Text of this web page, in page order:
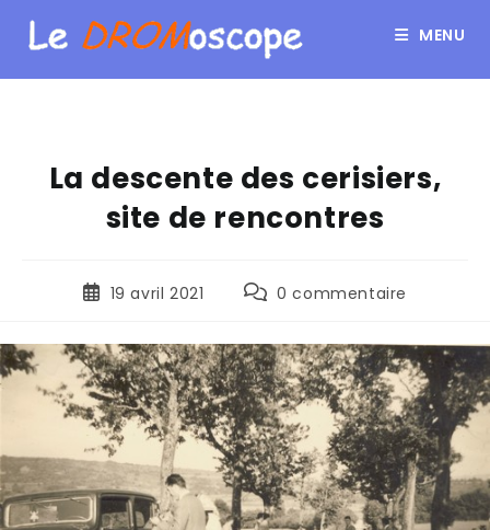
MENU
La descente des cerisiers,
site de rencontres
19 avril 2021 0 commentaire